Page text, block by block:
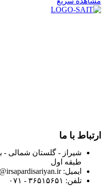
ارتباط با ما
شیراز - گلستان شمالی -
طبقه اول
ایمیل: info@irsapardisariyan.ir
تلفن: ۳۶۵۱۵۶۵۱ - ۰۷۱